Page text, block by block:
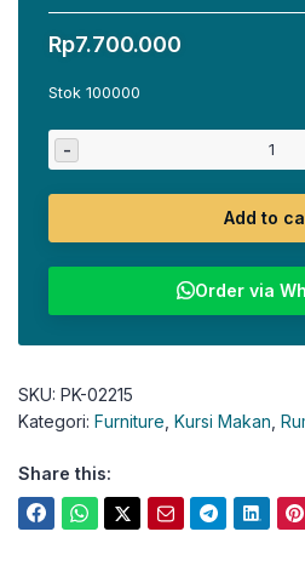
Rp7.700.000
Stok 100000
-
Add to
Order via
SKU: PK-02215
Kategori: Furniture Kursi Makan
Share this: